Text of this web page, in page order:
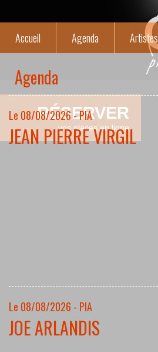
RÉSERVER
vos places en ligne
Accueil Agenda Artistes
Agenda
Le 08/08/2026 - PIA
JEAN PIERRE VIRGIL
Le 08/08/2026 - PIA
JOE ARLANDIS